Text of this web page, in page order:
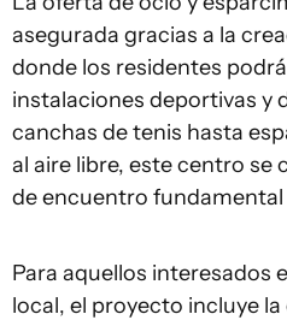
asegurada gracias a la
donde los residentes
instalaciones deportivas y
canchas de tenis hasta
al aire libre, este centro se
de encuentro
Para aquellos interesados
local, el proyecto incluye